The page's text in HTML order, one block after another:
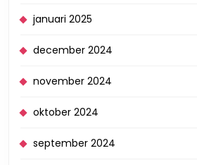
januari 2025
december 2024
november 2024
oktober 2024
september 2024